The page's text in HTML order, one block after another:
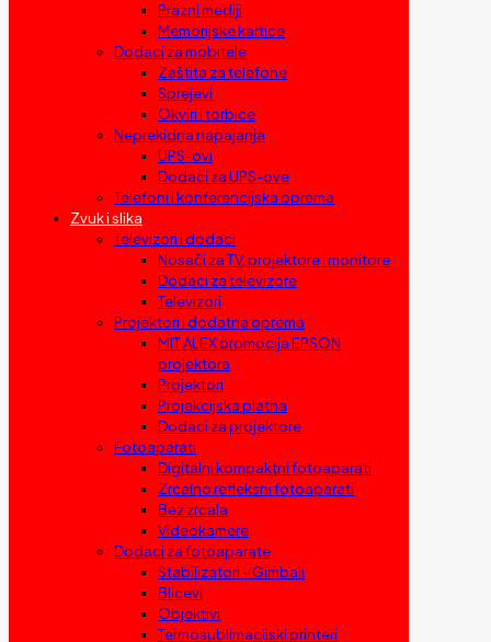
Prazni mediji
Memorijske kartice
Dodaci za mobitele
Zaštita za telefone
Sprejevi
Okviri i torbice
Neprekidna napajanja
UPS-ovi
Dodaci za UPS-ove
Telefoni i konferencijska oprema
Zvuk i slika
Televizori i dodaci
Nosači za TV, projektore i monitore
Dodaci za televizore
Televizori
Projektori i dodatna oprema
MIT ALEX promocija EPSON
projektora
Projektori
Projekcijska platna
Dodaci za projektore
Fotoaparati
Digitalni kompaktni fotoaparati
Zrcalno refleksni fotoaparati
Bez zrcala
Videokamere
Dodaci za fotoaparate
Stabilizatori – Gimbali
Blicevi
Objektivi
Termosublimacijski printeri